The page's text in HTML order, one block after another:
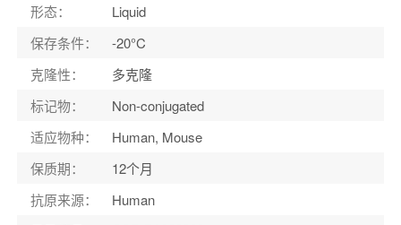
形态：
Liquid
保存条件：
-20°C
克隆性：
多克隆
标记物：
Non-conjugated
适应物种：
Human, Mouse
保质期：
12个月
抗原来源：
Human